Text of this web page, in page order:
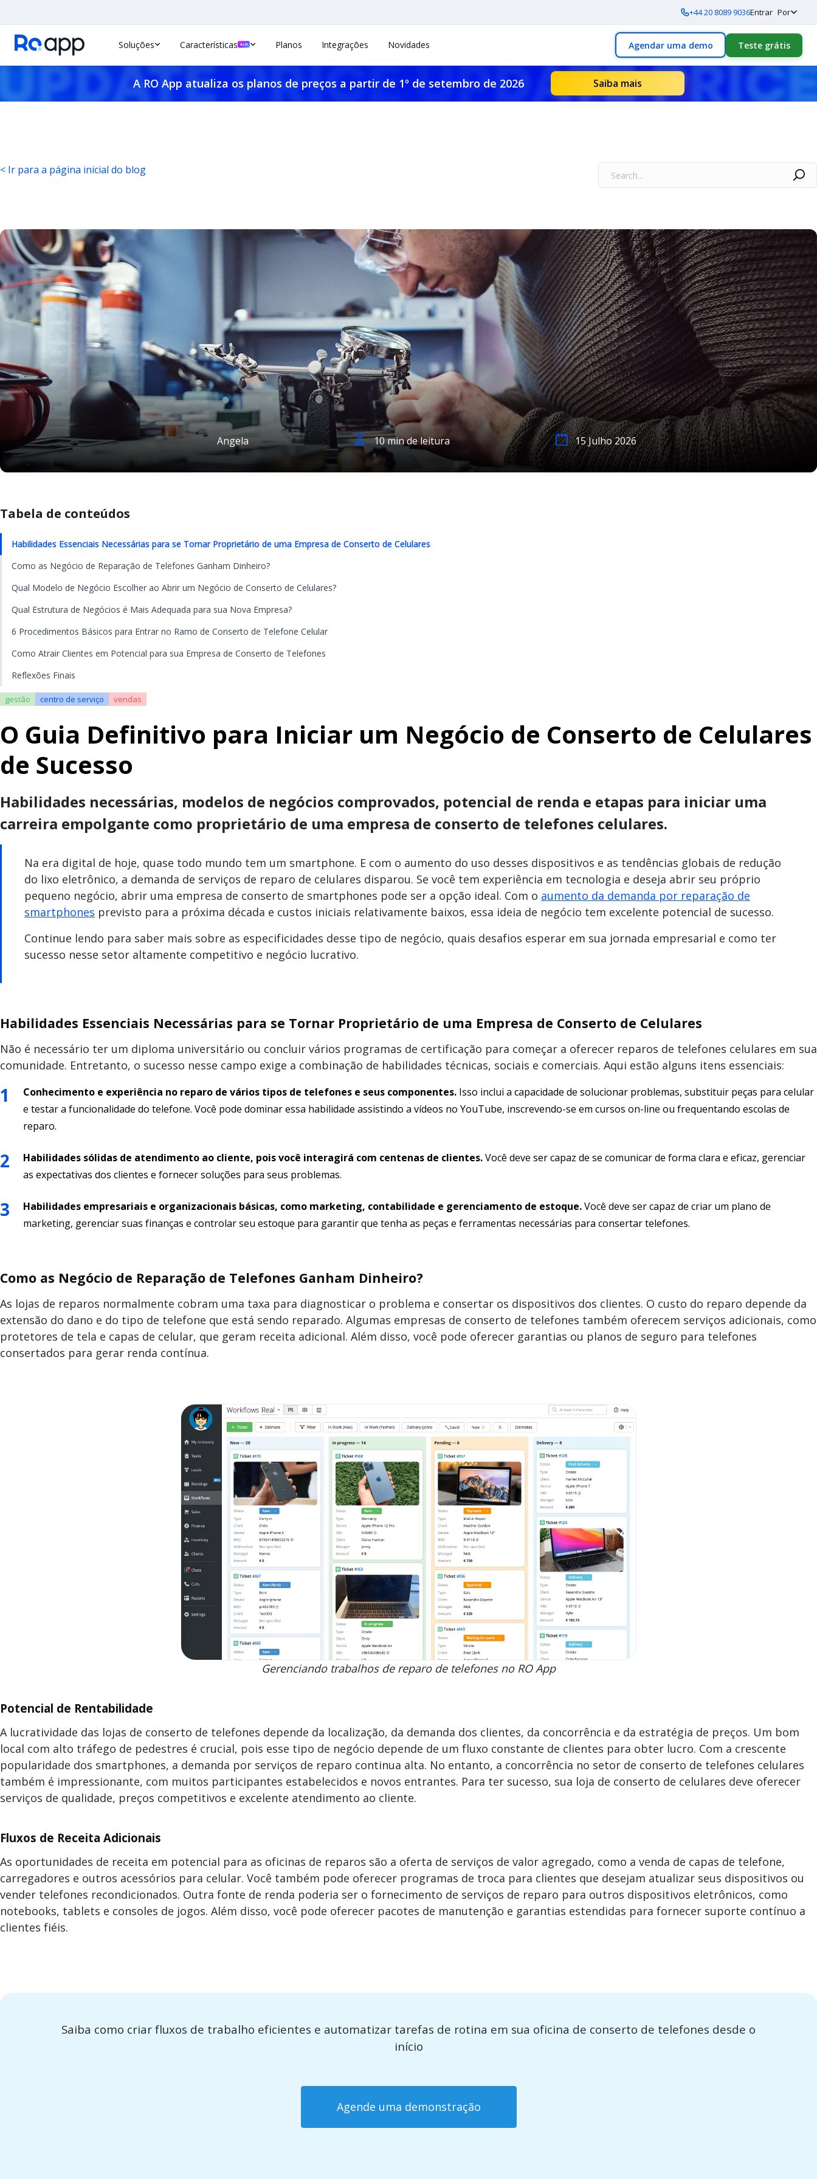
+44 20 8089 9036Entrar Por
Soluções Características Planos Integrações Novidades Agendar uma demo Teste grátis
A RO App atualiza os planos de preços a partir de 1º de setembro de 2026 Saiba mais
< Ir para a página inicial do blog
Angela 10 min de leitura 15 Julho 2026
Tabela de conteúdos
Habilidades Essenciais Necessárias para se Tornar Proprietário de uma Empresa de Conserto de Celulares
Como as Negócio de Reparação de Telefones Ganham Dinheiro?
Qual Modelo de Negócio Escolher ao Abrir um Negócio de Conserto de Celulares?
Qual Estrutura de Negócios é Mais Adequada para sua Nova Empresa?
6 Procedimentos Básicos para Entrar no Ramo de Conserto de Telefone Celular
Como Atrair Clientes em Potencial para sua Empresa de Conserto de Telefones
Reflexões Finais
gestão centro de serviço vendas
O Guia Definitivo para Iniciar um Negócio de Conserto de Celulares
de Sucesso
Habilidades necessárias, modelos de negócios comprovados, potencial de renda e etapas para iniciar uma
carreira empolgante como proprietário de uma empresa de conserto de telefones celulares.
Na era digital de hoje, quase todo mundo tem um smartphone. E com o aumento do uso desses dispositivos e as tendências globais de redução
do lixo eletrônico, a demanda de serviços de reparo de celulares disparou. Se você tem experiência em tecnologia e deseja abrir seu próprio
pequeno negócio, abrir uma empresa de conserto de smartphones pode ser a opção ideal. Com o aumento da demanda por reparação de
smartphones previsto para a próxima década e custos iniciais relativamente baixos, essa ideia de negócio tem excelente potencial de sucesso.
Continue lendo para saber mais sobre as especificidades desse tipo de negócio, quais desafios esperar em sua jornada empresarial e como ter
sucesso nesse setor altamente competitivo e negócio lucrativo.
Habilidades Essenciais Necessárias para se Tornar Proprietário de uma Empresa de Conserto de Celulares
Não é necessário ter um diploma universitário ou concluir vários programas de certificação para começar a oferecer reparos de telefones celulares em sua
comunidade. Entretanto, o sucesso nesse campo exige a combinação de habilidades técnicas, sociais e comerciais. Aqui estão alguns itens essenciais:
Conhecimento e experiência no reparo de vários tipos de telefones e seus componentes. Isso inclui a capacidade de solucionar problemas, substituir peças para celular
e testar a funcionalidade do telefone. Você pode dominar essa habilidade assistindo a vídeos no YouTube, inscrevendo-se em cursos on-line ou frequentando escolas de
reparo.
Habilidades sólidas de atendimento ao cliente, pois você interagirá com centenas de clientes.Você deve ser capaz de se comunicar de forma clara e eficaz, gerenciar
as expectativas dos clientes e fornecer soluções para seus problemas.
Habilidades empresariais e organizacionais básicas, como marketing, contabilidade e gerenciamento de estoque.Você deve ser capaz de criar um plano de
marketing, gerenciar suas finanças e controlar seu estoque para garantir que tenha as peças e ferramentas necessárias para consertar telefones.
Como as Negócio de Reparação de Telefones Ganham Dinheiro?
As lojas de reparos normalmente cobram uma taxa para diagnosticar o problema e consertar os dispositivos dos clientes. O custo do reparo depende da
extensão do dano e do tipo de telefone que está sendo reparado. Algumas empresas de conserto de telefones também oferecem serviços adicionais, como
protetores de tela e capas de celular, que geram receita adicional. Além disso, você pode oferecer garantias ou planos de seguro para telefones
consertados para gerar renda contínua.
Gerenciando trabalhos de reparo de telefones no RO App
Potencial de Rentabilidade
A lucratividade das lojas de conserto de telefones depende da localização, da demanda dos clientes, da concorrência e da estratégia de preços. Um bom
local com alto tráfego de pedestres é crucial, pois esse tipo de negócio depende de um fluxo constante de clientes para obter lucro. Com a crescente
popularidade dos smartphones, a demanda por serviços de reparo continua alta. No entanto, a concorrência no setor de conserto de telefones celulares
também é impressionante, com muitos participantes estabelecidos e novos entrantes. Para ter sucesso, sua loja de conserto de celulares deve oferecer
serviços de qualidade, preços competitivos e excelente atendimento ao cliente.
Fluxos de Receita Adicionais
As oportunidades de receita em potencial para as oficinas de reparos são a oferta de serviços de valor agregado, como a venda de capas de telefone,
carregadores e outros acessórios para celular. Você também pode oferecer programas de troca para clientes que desejam atualizar seus dispositivos ou
vender telefones recondicionados. Outra fonte de renda poderia ser o fornecimento de serviços de reparo para outros dispositivos eletrônicos, como
notebooks, tablets e consoles de jogos. Além disso, você pode oferecer pacotes de manutenção e garantias estendidas para fornecer suporte contínuo a
clientes fiéis.
Saiba como criar fluxos de trabalho eficientes e automatizar tarefas de rotina em sua oficina de conserto de telefones desde o
início
Agende uma demonstração